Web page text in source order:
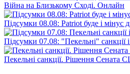
Війна на Близькому Сході. Онлайн
Підсумки 08.08: Patriot буде і мінус
Підсумки 07.08: "Пекельні" санкції
Пекельні санкції. Рішення Сената